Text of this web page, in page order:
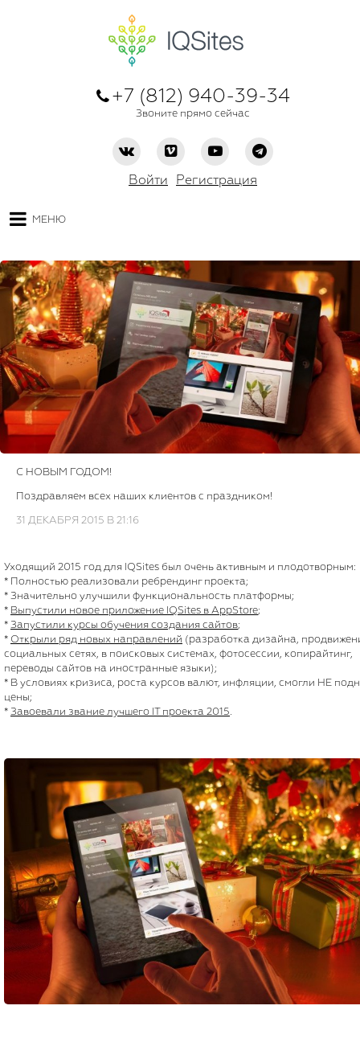
+7 (812) 940-39-34
Звоните прямо сейчас
Войти Регистрация
МЕНЮ
С НОВЫМ ГОДОМ!
Поздравляем всех наших клиентов с праздником!
31 ДЕКАБРЯ 2015 В 21:16
Уходящий 2015 год для IQSites был очень активным и плодотворным:
* Полностью реализовали ребрендинг проекта;
* Значительно улучшили функциональность платформы;
* Выпустили новое приложение IQSites в AppStore;
* Запустили курсы обучения создания сайтов;
* Открыли ряд новых направлений (разработка дизайна,
социальных сетях, в поисковых системах, фотосессии, копирайтинг,
переводы сайтов на иностранные языки);
* В условиях кризиса, роста курсов валют, инфляции, смогли НЕ
цены;
* Завоевали звание лучшего IT проекта 2015.